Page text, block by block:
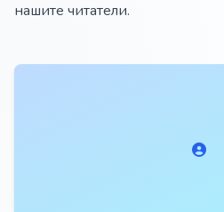
нашите читатели.